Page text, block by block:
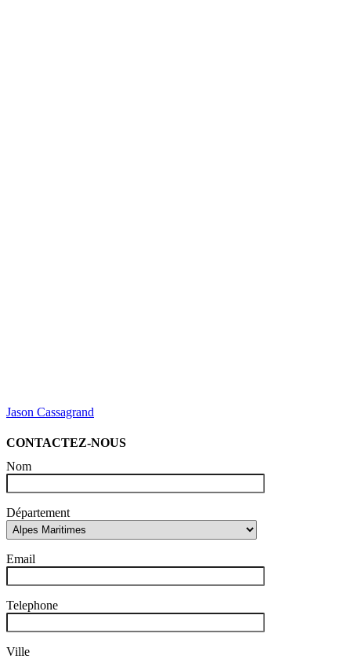
Jason Cassagrand
CONTACTEZ-NOUS
Nom
Département
Email
Telephone
Ville